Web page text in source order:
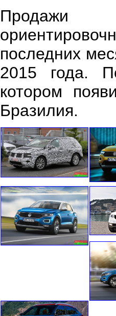
последних
2015 года.
котором
Бразилия.